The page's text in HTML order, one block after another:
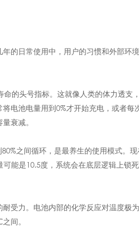
的日常使用中，用户的习惯和外部环
的头号指标。这就像人类的体力透支
电池电量用到0%才开始充电，或者每
衰减。
之间循环，是最养生的使用模式。
能是10.5度，系统会在底层逻辑上锁
受力。电池内部的化学反应对温度极
间。